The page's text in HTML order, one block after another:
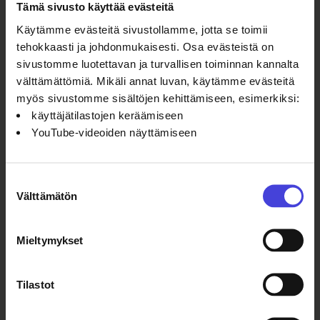
Tämä sivusto käyttää evästeitä
Käytämme evästeitä sivustollamme, jotta se toimii
tehokkaasti ja johdonmukaisesti. Osa evästeistä on
sivustomme luotettavan ja turvallisen toiminnan kannalta
välttämättömiä. Mikäli annat luvan, käytämme evästeitä
myös sivustomme sisältöjen kehittämiseen, esimerkiksi:
käyttäjätilastojen keräämiseen
YouTube-videoiden näyttämiseen
valinta
Välttämätön
Mieltymykset
Tilastot
tapahtumakalenterista:Nokelan
valopolku
100 % Berlin
helmikuussa
viikolla Oulun teatterin suurelle